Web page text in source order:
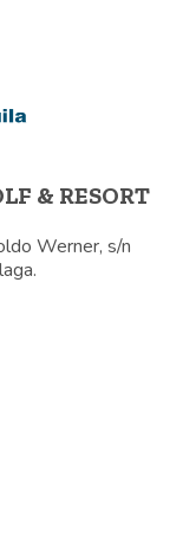
& RESORT
Werner, s/n